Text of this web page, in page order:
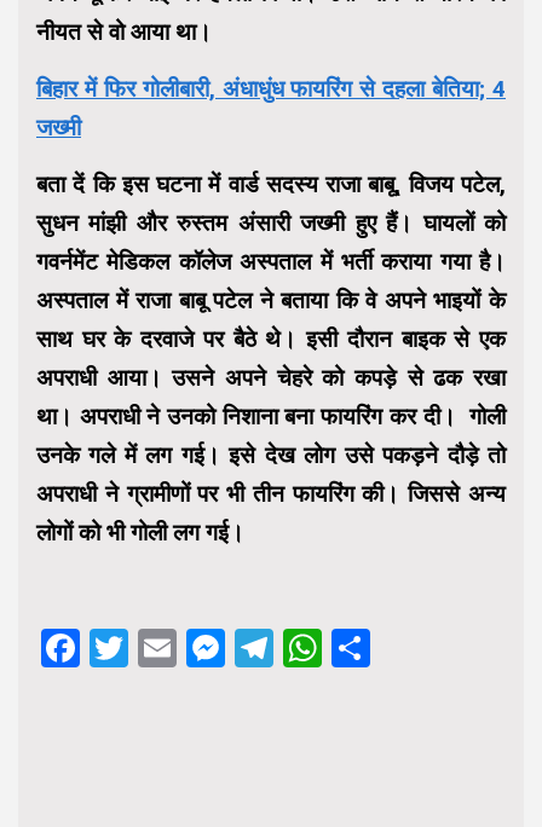
नीयत से वो आया था।
बिहार में फिर गोलीबारी, अंधाधुंध फायरिंग से दहला बेतिया; 4
जख्मी
बता दें कि इस घटना में वार्ड सदस्य राजा बाबू, विजय पटेल,
सुधन मांझी और रुस्तम अंसारी जख्मी हुए हैं। घायलों को
गवर्नमेंट मेडिकल कॉलेज अस्पताल में भर्ती कराया गया है।
अस्पताल में राजा बाबू पटेल ने बताया कि वे अपने भाइयों के
साथ घर के दरवाजे पर बैठे थे। इसी दौरान बाइक से एक
अपराधी आया। उसने अपने चेहरे को कपड़े से ढक रखा
था। अपराधी ने उनको निशाना बना फायरिंग कर दी। गोली
उनके गले में लग गई। इसे देख लोग उसे पकड़ने दौड़े तो
अपराधी ने ग्रामीणों पर भी तीन फायरिंग की। जिससे अन्य
लोगों को भी गोली लग गई।
Facebook
Twitter
EmailMessenger
Telegram
WhatsApp